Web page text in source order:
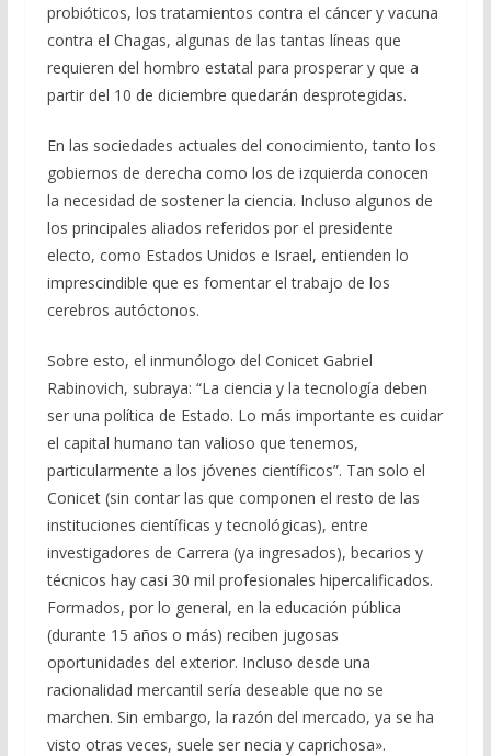
probióticos, los tratamientos contra el cáncer y vacuna
contra el Chagas, algunas de las tantas líneas que
requieren del hombro estatal para prosperar y que a
partir del 10 de diciembre quedarán desprotegidas.
En las sociedades actuales del conocimiento, tanto los
gobiernos de derecha como los de izquierda conocen
la necesidad de sostener la ciencia. Incluso algunos de
los principales aliados referidos por el presidente
electo, como Estados Unidos e Israel, entienden lo
imprescindible que es fomentar el trabajo de los
cerebros autóctonos.
Sobre esto, el inmunólogo del Conicet Gabriel
Rabinovich, subraya: “La ciencia y la tecnología deben
ser una política de Estado. Lo más importante es cuidar
el capital humano tan valioso que tenemos,
particularmente a los jóvenes científicos”. Tan solo el
Conicet (sin contar las que componen el resto de las
instituciones científicas y tecnológicas), entre
investigadores de Carrera (ya ingresados), becarios y
técnicos hay casi 30 mil profesionales hipercalificados.
Formados, por lo general, en la educación pública
(durante 15 años o más) reciben jugosas
oportunidades del exterior. Incluso desde una
racionalidad mercantil sería deseable que no se
marchen. Sin embargo, la razón del mercado, ya se ha
visto otras veces, suele ser necia y caprichosa».